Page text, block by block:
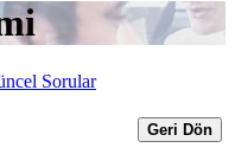
Sorular
Geri Dön